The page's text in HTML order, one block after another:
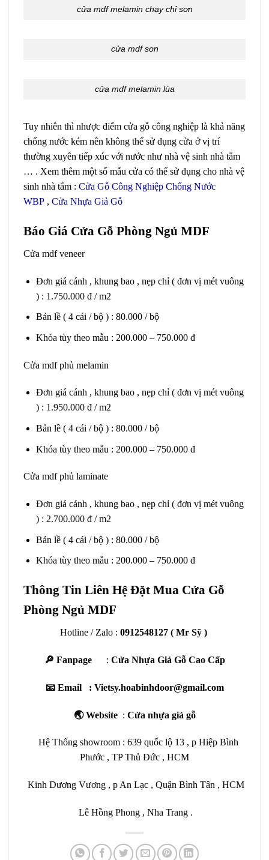
cửa mdf melamin chạy chỉ sơn
cửa mdf sơn
cửa mdf melamin lùa
Tuy nhiên thì nhược điểm cửa gỗ công nghiệp là khả năng
chống nước kém nên không thể sử dụng cửa ở vị trí
thường xuyên tiếp xúc với nước như nhà vệ sinh nhà tắm
… . Xem thêm một số mẫu cửa có thể sử dụng cho nhà vệ
sinh nhà tắm : Cửa Gỗ Công Nghiệp Chống Nước
WBP , Cửa Nhựa Giả Gỗ
Báo Giá Cửa Gỗ Phòng Ngủ MDF
Cửa mdf veneer
Đơn giá cánh , khung bao , nẹp chỉ ( đơn vị mét vuông
) : 1.750.000 đ / m2
Bản lề ( 4 cái / bộ ) : 80.000 / bộ
Khóa tùy theo mẫu : 200.000 – 750.000 đ
Cửa mdf phủ melamin
Đơn giá cánh , khung bao , nẹp chỉ ( đơn vị mét vuông
) : 1.950.000 đ / m2
Bản lề ( 4 cái / bộ ) : 80.000 / bộ
Khóa tùy theo mẫu : 200.000 – 750.000 đ
Cửa mdf phủ laminate
Đơn giá cánh , khung bao , nẹp chỉ ( đơn vị mét vuông
) : 2.700.000 đ / m2
Bản lề ( 4 cái / bộ ) : 80.000 / bộ
Khóa tùy theo mẫu : 200.000 – 750.000 đ
Thông Tin Liên Hệ Đặt Mua Cửa Gỗ
Phòng Ngủ MDF
Hotline / Zalo : 0912548127( Mr Sỹ )
🔎 Fanpage : Cửa Nhựa Giả Gỗ Cao Cấp
📧 Email : Vietsy.hoabinhdoor@gmail.com
🌏 Website : Cửa nhựa giả gỗ
Hệ Thống showroom : 639 quốc lộ 13 , p Hiệp Bình
Phước , TP Thủ Đức , HCM
Kinh Dương Vương , p An Lạc , Quận Bình Tân , HCM
Lê Hồng Phong , Nha Trang .